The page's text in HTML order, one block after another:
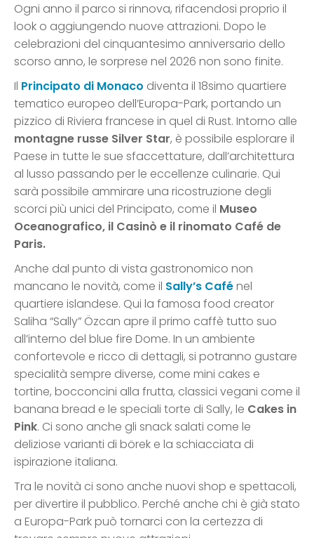
Ogni anno il parco si rinnova, rifacendosi proprio il
look o aggiungendo nuove attrazioni. Dopo le
celebrazioni del cinquantesimo anniversario dello
scorso anno, le sorprese nel 2026 non sono finite.
Il Principato di Monaco diventa il 18simo quartiere
tematico europeo dell’Europa-Park, portando un
pizzico di Riviera francese in quel di Rust. Intorno alle
montagne russe Silver Star, è possibile esplorare il
Paese in tutte le sue sfaccettature, dall’architettura
al lusso passando per le eccellenze culinarie. Qui
sarà possibile ammirare una ricostruzione degli
scorci più unici del Principato, come il Museo
Oceanografico, il Casinò e il rinomato Café de
Paris.
Anche dal punto di vista gastronomico non
mancano le novità, come il Sally’s Cafénel
quartiere islandese. Qui la famosa food creator
Saliha “Sally” Özcan apre il primo caffè tutto suo
all’interno del blue fire Dome. In un ambiente
confortevole e ricco di dettagli, si potranno gustare
specialità sempre diverse, come mini cakes e
tortine, bocconcini alla frutta, classici vegani come il
banana bread e le speciali torte di Sally, le Cakes in
Pink. Ci sono anche gli snack salati come le
deliziose varianti di börek e la schiacciata di
ispirazione italiana.
Tra le novità ci sono anche nuovi shop e spettacoli,
per divertire il pubblico. Perché anche chi è già stato
a Europa-Park può tornarci con la certezza di